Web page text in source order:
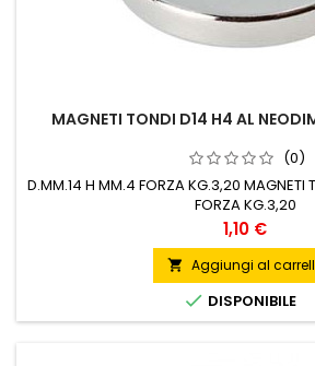
MAGNETI TONDI D14 H4 AL
(0)
D.MM.14 H MM.4 FORZA KG.3,20 MAGNETI
FORZA KG.3,20
Prezzo
1,10 €
 Aggiungi al
 DISPONIBILE